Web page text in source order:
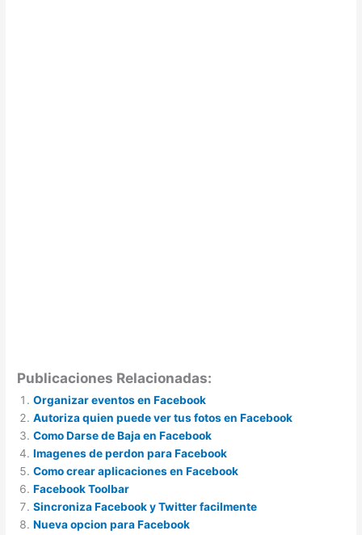
Publicaciones Relacionadas:
Organizar eventos en Facebook
Autoriza quien puede ver tus fotos en Facebook
Como Darse de Baja en Facebook
Imagenes de perdon para Facebook
Como crear aplicaciones en Facebook
Facebook Toolbar
Sincroniza Facebook y Twitter facilmente
Nueva opcion para Facebook